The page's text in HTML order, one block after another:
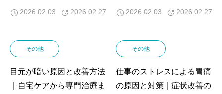
2026.02.03 2026.02.27 2026.02.03 2026.02.27
その他
目元が暗い原因と改善方法
｜自宅ケアから専門治療ま
その他
仕事のストレスによる胃痛
の原因と対策｜症状改善の